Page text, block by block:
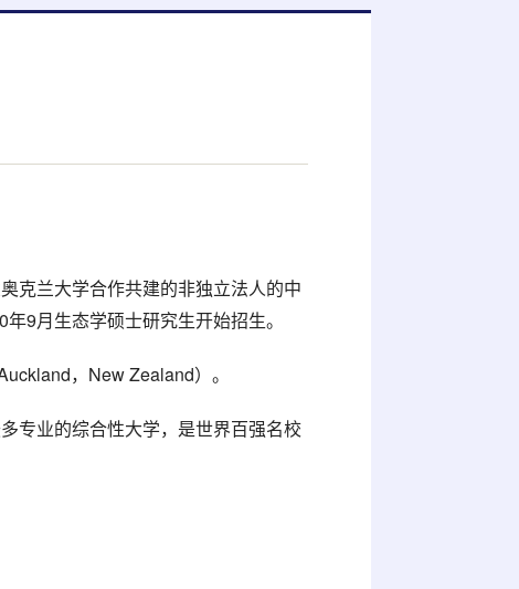
克兰大学合作共建的非独立法人的中
9月生态学硕士研究生开始招生。
，New Zealand）。
专业的综合性大学，是世界百强名校